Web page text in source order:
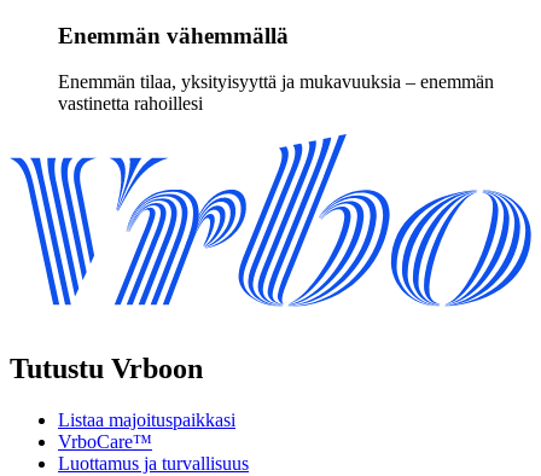
Enemmän vähemmällä
Enemmän tilaa, yksityisyyttä ja mukavuuksia – enemmän
vastinetta rahoillesi
Tutustu Vrboon
Listaa majoituspaikkasi
VrboCare™
Luottamus ja turvallisuus